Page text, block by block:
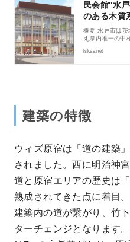
民会館"水
のある木質
概要 水戸市は
え県内唯一の中
iskaa.net
建築の特徴
ウィズ原宿は「道の建築
されました。西に明治神
道と原宿エリアの歴史は
熟成されてきた点に着目
建築内の道が繋がり、竹
ターチェンジとなります